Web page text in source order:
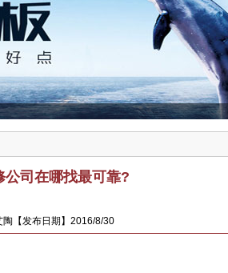
公司在哪找最可靠?
陶【发布日期】2016/8/30